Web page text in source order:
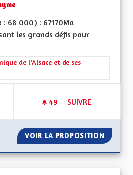
: 68 000) : 67170Ma
les grands défis pour
la catégorie : L'attractivité
de l'Alsace et de ses
49 49 ABONNÉS
SUIVRE
VOIR LA PROPOSITION